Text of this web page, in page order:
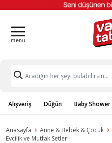
Alışveriş Düğün Baby Shower
Anasayfa Anne & Bebek & Çocuk
Evcilik ve Mutfak Setleri